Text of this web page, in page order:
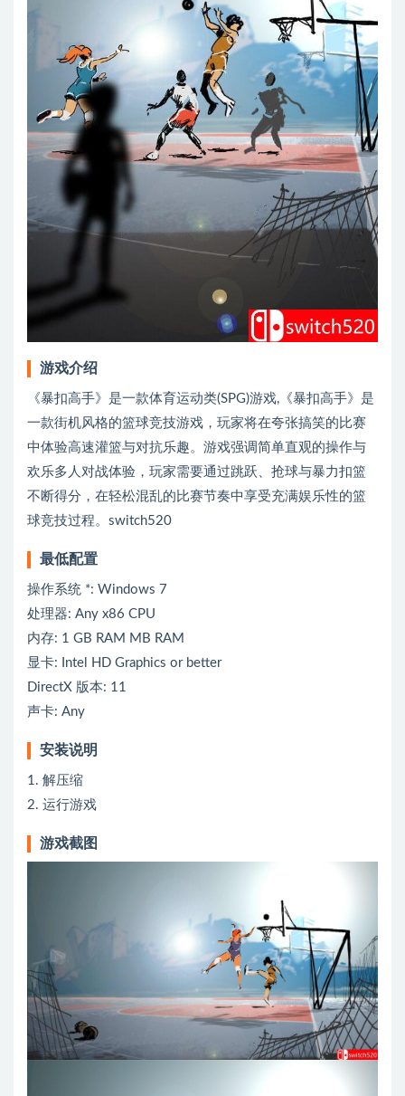
游戏介绍
《暴扣高手》是一款体育运动类(SPG)游戏,《暴扣高手》是
一款街机风格的篮球竞技游戏，玩家将在夸张搞笑的比赛
中体验高速灌篮与对抗乐趣。游戏强调简单直观的操作与
欢乐多人对战体验，玩家需要通过跳跃、抢球与暴力扣篮
不断得分，在轻松混乱的比赛节奏中享受充满娱乐性的篮
球竞技过程。switch520
最低配置
操作系统 *: Windows 7
处理器: Any x86 CPU
内存: 1 GB RAM MB RAM
显卡: Intel HD Graphics or better
DirectX 版本: 11
声卡: Any
安装说明
1. 解压缩
2. 运行游戏
游戏截图